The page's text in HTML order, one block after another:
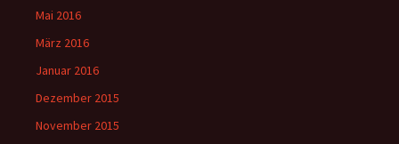
Mai 2016
März 2016
Januar 2016
Dezember 2015
November 2015